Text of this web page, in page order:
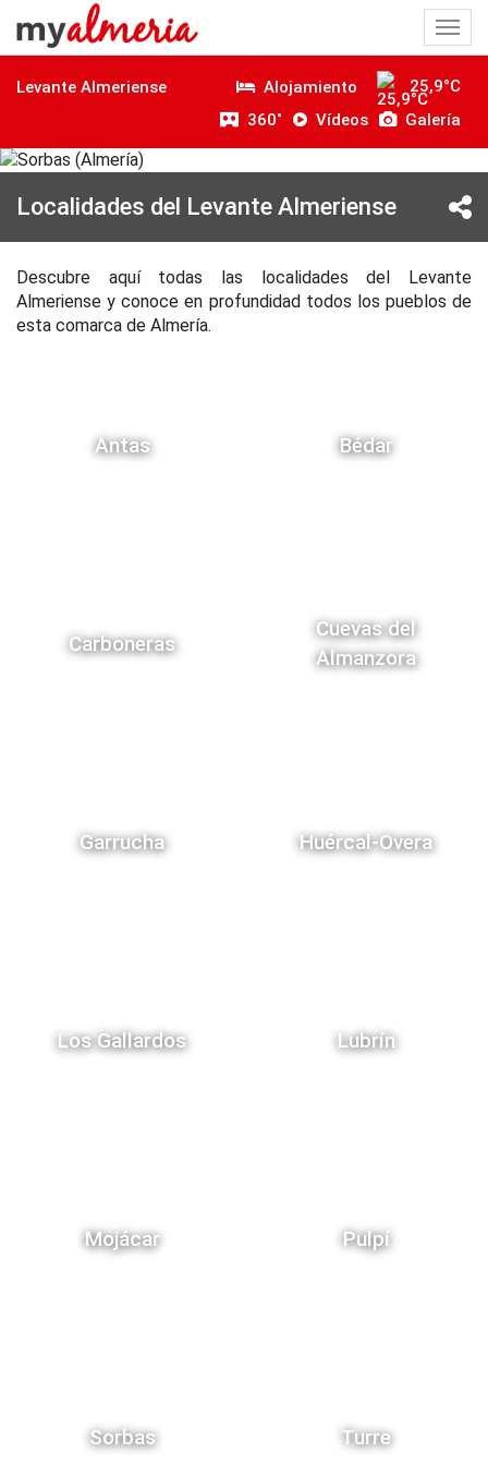
Levante Almeriense Alojamiento
25,9°C
360˚
Vídeos Galería
Localidades del Levante Almeriense
Descubre aquí todas las localidades del Levante
Almeriense y conoce en profundidad todos los pueblos de
esta comarca de Almería.
Antas Bédar
Carboneras
Cuevas del
Almanzora
Garrucha Huércal-Overa
Los Gallardos Lubrín
Mojácar Pulpí
Sorbas Turre